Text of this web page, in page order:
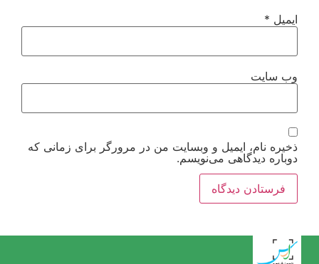
ایمیل *
وب‌ سایت
ذخیره نام، ایمیل و وبسایت من در مرورگر برای زمانی که
دوباره دیدگاهی می‌نویسم.